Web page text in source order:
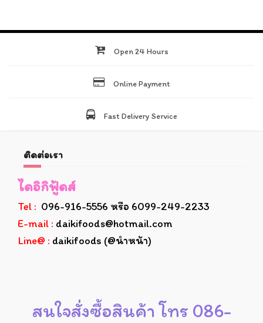
Open 24 Hours
Online Payment
Fast Delivery Service
ติดต่อเรา
ไดอิกิฟู้ดส์
Tel : 096-916-5556 หรือ 6099-249-2233
E-mail : daikifoods@hotmail.com
Line@ : daikifoods (@นำหน้า)
สนใจสั่งซื้อสินค้า โทร 086-